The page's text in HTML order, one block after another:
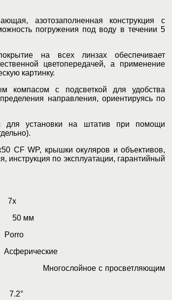
азотозаполненная конструкция с
погружения под воду в течении 5
на всех линзах обеспечивает
цветопередачей, а применение
картинку.
компасом с подсветкой для удобства
направления, ориентируясь по
для установки на штатив при помощи
CF WP, крышки окуляров и объективов,
инструкция по эксплуатации, гарантийный
мм
с просветляющим